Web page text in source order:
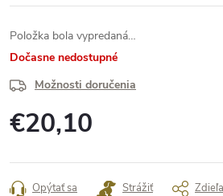
Položka bola vypredaná…
Dočasne nedostupné
Možnosti doručenia
€20,10
cena:
Opýtať sa Strážiť